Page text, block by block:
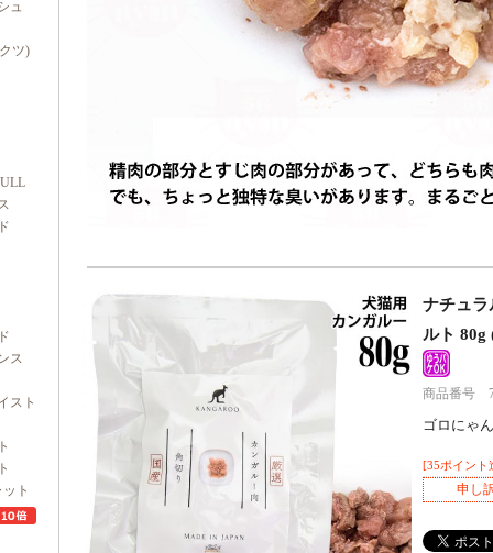
ュ
ツ)
ス
スト
ト
ナチュラ
ルト 80g
商品番号
ゴロにゃ
[35ポイント
申し